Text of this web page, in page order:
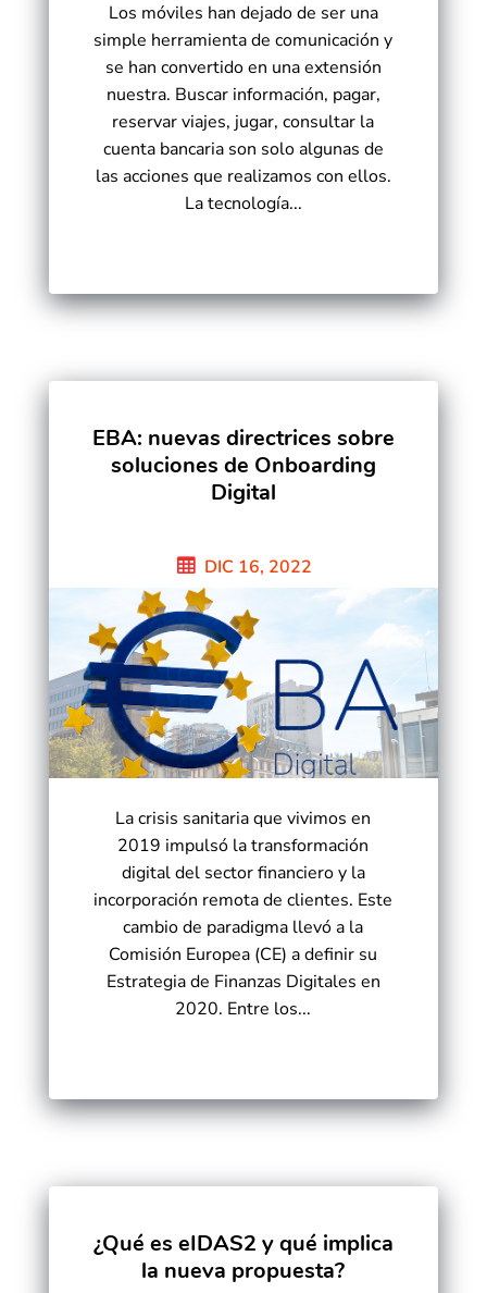
Los móviles han dejado de ser una
simple herramienta de comunicación y
se han convertido en una extensión
nuestra. Buscar información, pagar,
reservar viajes, jugar, consultar la
cuenta bancaria son solo algunas de
las acciones que realizamos con ellos.
La tecnología...
EBA: nuevas directrices sobre
soluciones de Onboarding
Digital
DIC 16, 2022
La crisis sanitaria que vivimos en
2019 impulsó la transformación
digital del sector financiero y la
incorporación remota de clientes. Este
cambio de paradigma llevó a la
Comisión Europea (CE) a definir su
Estrategia de Finanzas Digitales en
2020. Entre los...
¿Qué es eIDAS2 y qué implica
la nueva propuesta?